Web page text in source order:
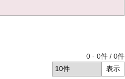
0 - 0件 / 0件